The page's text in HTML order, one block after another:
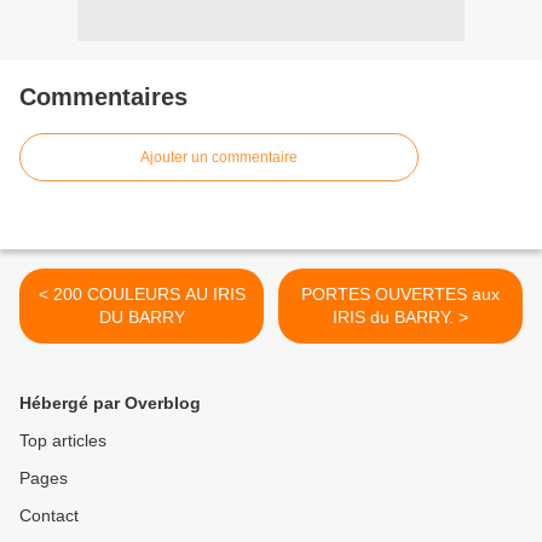
Commentaires
Ajouter un commentaire
< 200 COULEURS AU IRIS
DU BARRY
PORTES OUVERTES aux
IRIS du BARRY. >
Hébergé par Overblog
Top articles
Pages
Contact